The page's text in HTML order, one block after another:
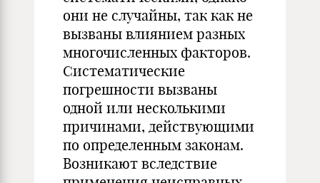
они не случайны, так как не
вызваны влиянием разных
многочисленных факторов.
Систематические
погрешности вызваны
одной или несколькими
причинами, действующими
по определенным законам.
Возникают вследствие